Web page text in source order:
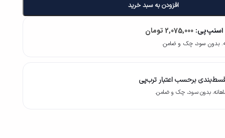
افزودن به سبد خرید
اسنپ‌پی: 2,075,000 تومان
برحسب اعتبار ترب‌پی